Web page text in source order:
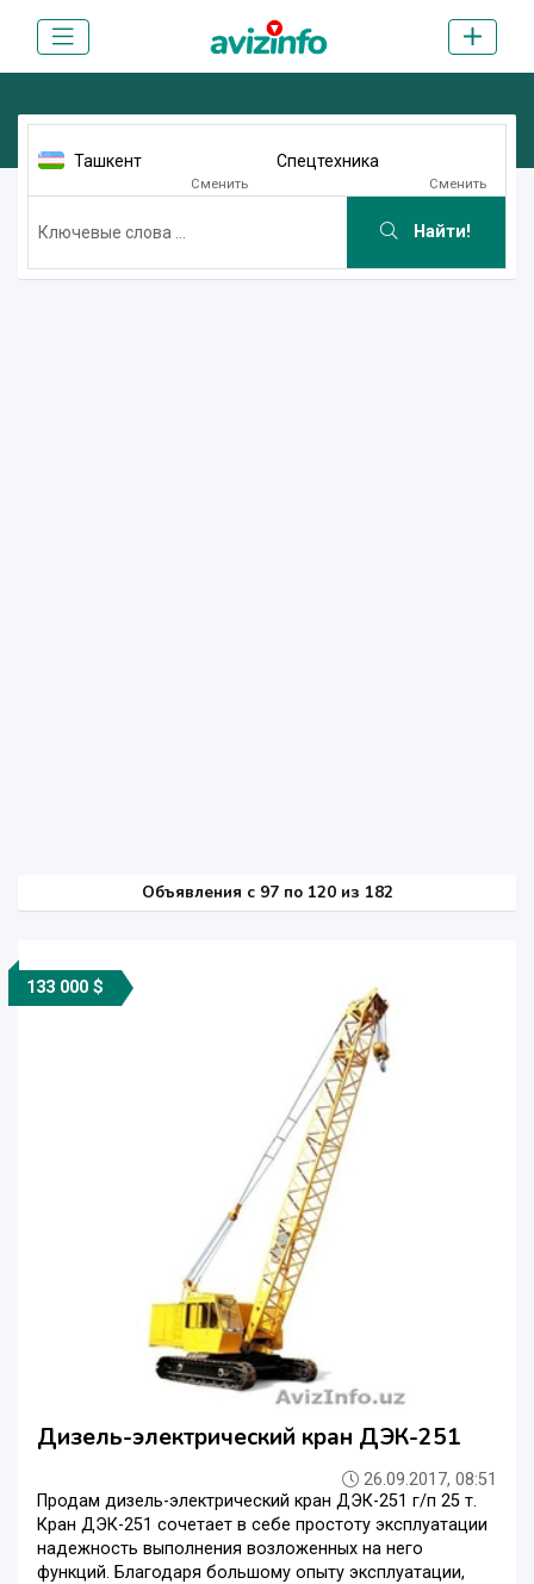
Ташкент
Сменить
Спецтехника
Сменить
Найти!
Объявления c 97 по 120 из 182
133 000 $
Дизель-электрический кран ДЭК-251
26.09.2017, 08:51
Продам дизель-электрический кран ДЭК-251 г/п 25 т.
Кран ДЭК-251 сочетает в себе простоту эксплуатации
надежность выполнения возложенных на него
функций. Благодаря большому опыту эксплуатации,